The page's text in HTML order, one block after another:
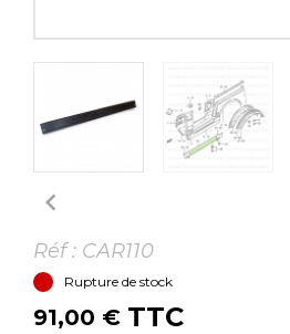

Réf : CAR110
Rupture de stock
91,00 € TTC